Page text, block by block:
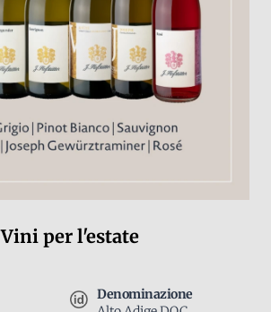
Vini per l'estate
Denominazione